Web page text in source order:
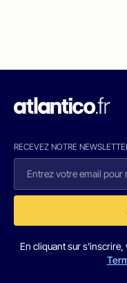
RECEVEZ NOTRE
En cliquant sur